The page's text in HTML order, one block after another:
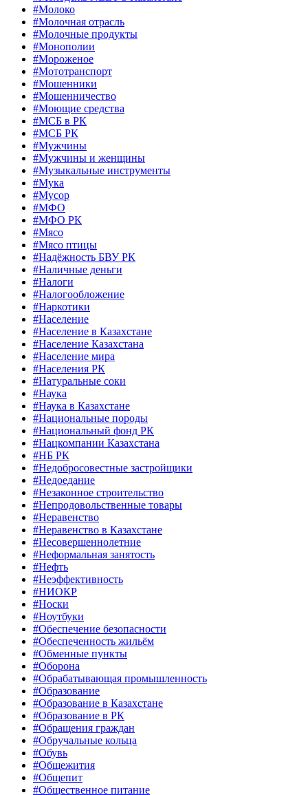
#Молоко
#Молочная отрасль
#Молочные продукты
#Монополии
#Мороженое
#Мототранспорт
#Мошенники
#Мошенничество
#Моющие средства
#МСБ в РК
#МСБ РК
#Мужчины
#Мужчины и женщины
#Музыкальные инструменты
#Мука
#Мусор
#МФО
#МФО РК
#Мясо
#Мясо птицы
#Надёжность БВУ РК
#Наличные деньги
#Налоги
#Налогообложение
#Наркотики
#Население
#Население в Казахстане
#Население Казахстана
#Население мира
#Населения РК
#Натуральные соки
#Наука
#Наука в Казахстане
#Национальные породы
#Национальный фонд РК
#Нацкомпании Казахстана
#НБ РК
#Недобросовестные застройщики
#Недоедание
#Незаконное строительство
#Непродовольственные товары
#Неравенство
#Неравенство в Казахстане
#Несовершеннолетние
#Неформальная занятость
#Нефть
#Неэффективность
#НИОКР
#Носки
#Ноутбуки
#Обеспечение безопасности
#Обеспеченность жильём
#Обменные пункты
#Оборона
#Обрабатывающая промышленность
#Образование
#Образование в Казахстане
#Образование в РК
#Обращения граждан
#Обручальные кольца
#Обувь
#Общежития
#Общепит
#Общественное питание